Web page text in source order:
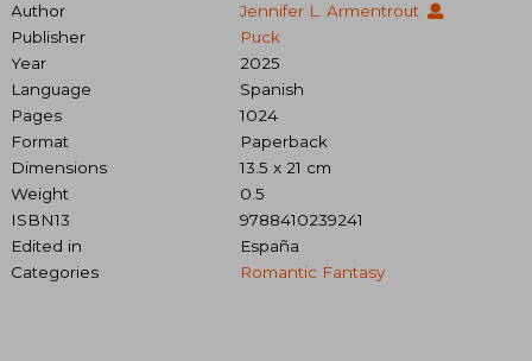
Author
Jennifer L. Armentrout
Publisher
Puck
Year
2025
Language
Spanish
Pages
1024
Format
Paperback
Dimensions
13.5 x 21 cm
Weight
0.5
ISBN13
9788410239241
Edited in
España
Categories
Romantic Fantasy